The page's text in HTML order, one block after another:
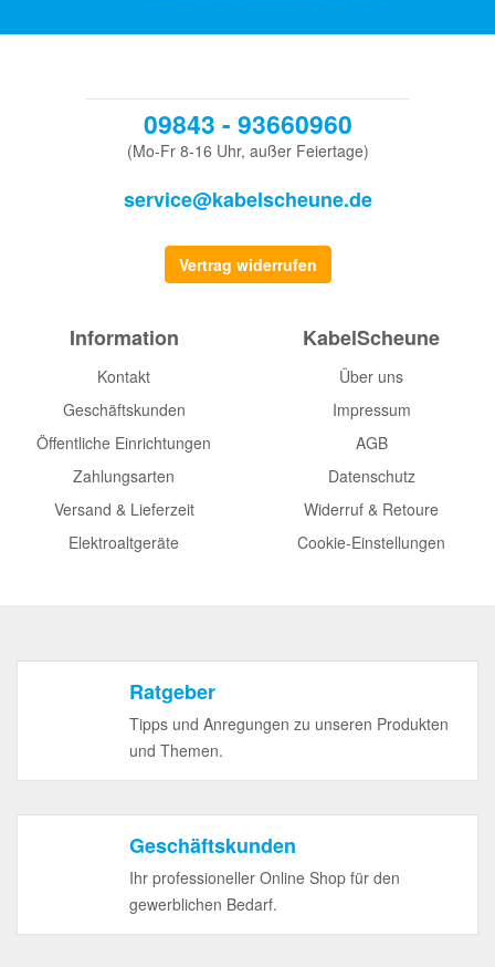
09843 - 93660960
(Mo-Fr 8-16 Uhr, außer Feiertage)
service@kabelscheune.de
Vertrag widerrufen
Information
Kontakt
Geschäftskunden
Öffentliche Einrichtungen
Zahlungsarten
Versand & Lieferzeit
Elektroaltgeräte
KabelScheune
Über uns
Impressum
AGB
Datenschutz
Widerruf & Retoure
Cookie-Einstellungen
Ratgeber
Tipps und Anregungen zu unseren Produkten
und Themen.
Geschäftskunden
Ihr professioneller Online Shop für den
gewerblichen Bedarf.